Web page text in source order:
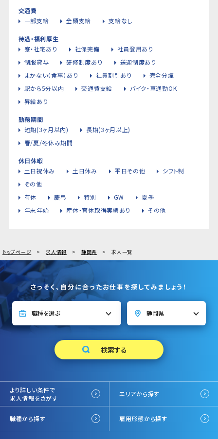
交通費
一部支給
全額支給 支給なし
待遇・福利厚生
寮・社宅あり
社保完備
社員登用あり
制服貸与
研修制度あり
送迎制度あり
まかない（食事）あり
社員割引あり
完全分煙
駅から5分以内
交通費支給
バイク・車通勤OK
昇給あり
勤務期間
短期(3ヶ月以内)
長期(3ヶ月以上)
春/夏/冬休み期間
休日休暇
土日祝休み
土日休み 平日その他
シフト制
その他
有休
慶弔 特別 GW
夏季
年末年始
産休・育休取得実績あり その他
トップページ 求人情報 静岡県 求人一覧
さっそく、自分に合ったお仕事を探してみましょう！
より詳しい条件で
求人情報をさがす
エリアから探す
職種から探す 雇用形態から探す